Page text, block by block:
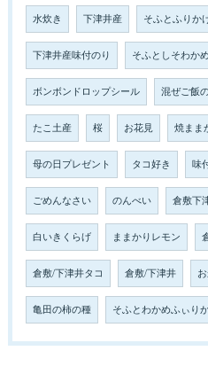
水炊き 下津井産 そふとふりか
下津井産味付のり そふとしそわか
ボンボンドロップシール 混ぜご飯
たこ土産 桜 お花見 焼まま
母の日プレゼント タコ好き 味
ごめんなさい のんべい 倉敷下
白いきくらげ ままかりレモン
倉敷/下津井タコ 倉敷/下津井
亀田の柿の種 そふとわかめふぃり